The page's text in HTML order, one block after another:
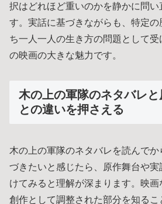
択はどれほど重いのかを静かに問い
す。実話に基づきながらも、特定
ち一人一人の生き方の問題として受
の映画の大きな魅力です。
木の上の軍隊のネタバレ
との違いを押さえる
木の上の軍隊のネタバレを読んで
づきたいと感じたら、原作舞台や
けてみると理解が深まります。映画
創作として調整された部分を知る